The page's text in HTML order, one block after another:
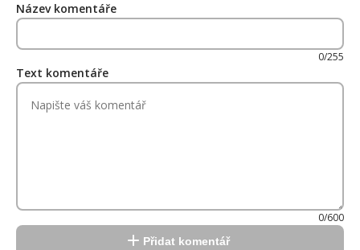
Název komentáře
0/255
Text komentáře
0/600
Přidat komentář